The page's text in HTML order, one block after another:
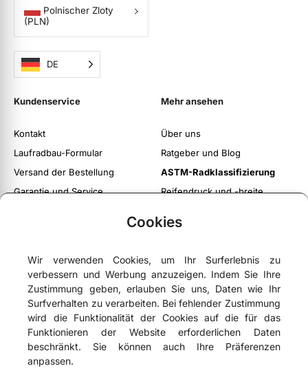
Cookies
Wir verwenden Cookies, um Ihr Surferlebnis zu
verbessern und Werbung anzuzeigen. Indem Sie Ihre
Zustimmung geben, erlauben Sie uns, Daten wie Ihr
Surfverhalten zu verarbeiten. Bei fehlender Zustimmung
wird die Funktionalität der Cookies auf die für das
Funktionieren der Website erforderlichen Daten
beschränkt. Sie können auch Ihre Präferenzen
anpassen.
Polnischer Zloty
(PLN)
DE
Kundenservice
Kontakt
Laufradbau-Formular
Versand der Bestellung
Garantie und Service
Mehr ansehen
Über uns
Ratgeber und Blog
ASTM-Radklassifizierung
Reifendruck und -breite
Twoje konto
Polityka prywatności i cookies
 4,9 - basierend auf75 Google-Bewertungen